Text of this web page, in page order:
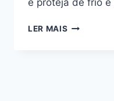
e proteja de frio e
LER MAIS COMO